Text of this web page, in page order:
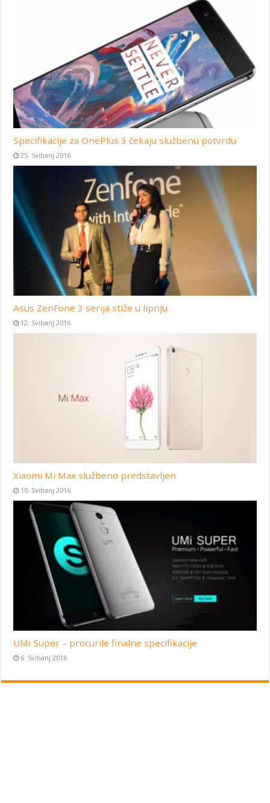
Specifikacije za OnePlus 3 čekaju službenu potvrdu
25. Svibanj 2016
Asus ZenFone 3 serija stiže u lipnju
12. Svibanj 2016
Xiaomi Mi Max službeno predstavljen
10. Svibanj 2016
UMi Super – procurile finalne specifikacije
6. Svibanj 2016